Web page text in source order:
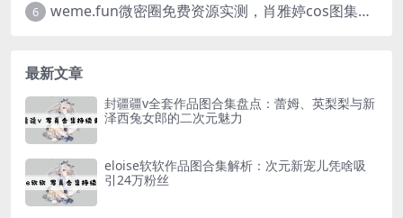
6 weme.fun微密圈免费资源实测，肖雅婷cos图集完整浏览体验
最新文章
封疆疆v全套作品图合集盘点：蕾姆、英梨梨与新
泽西兔女郎的二次元魅力
eloise软软作品图合集解析：次元新宠儿凭啥吸
引24万粉丝